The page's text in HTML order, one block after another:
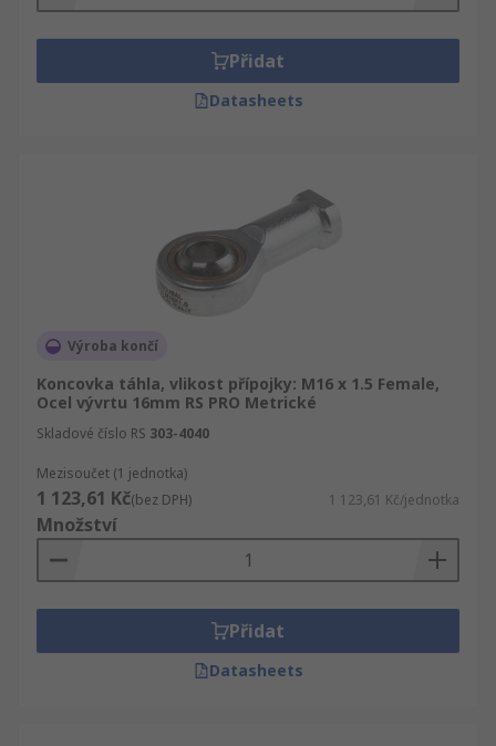
koupit kvalitní průmyslové, elektronické zboží a
náhradní díly.
Přidat
Datasheets
Výroba končí
Koncovka táhla, vlikost přípojky: M16 x 1.5 Female,
Ocel vývrtu 16mm RS PRO Metrické
Skladové číslo RS 303-4040
Mezisoučet (1 jednotka)
1 123,61 Kč(bez DPH) 1 123,61 Kč/jednotka
Množství
Přidat
Datasheets